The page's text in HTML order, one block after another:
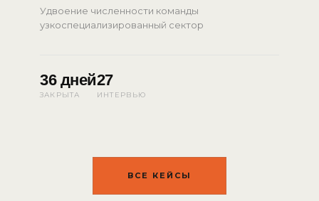
Удвоение численности команды
узкоспециализированный сектор
36 дней
ЗАКРЫТА
27
ИНТЕРВЬЮ
ВСЕ КЕЙСЫ